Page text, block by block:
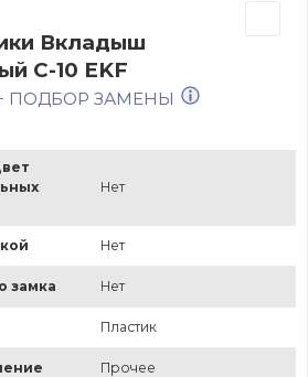
Вкладыш
С-10 EKF
ПОДБОР ЗАМЕНЫ
Нет
Нет
замка Нет
Пластик
Прочее